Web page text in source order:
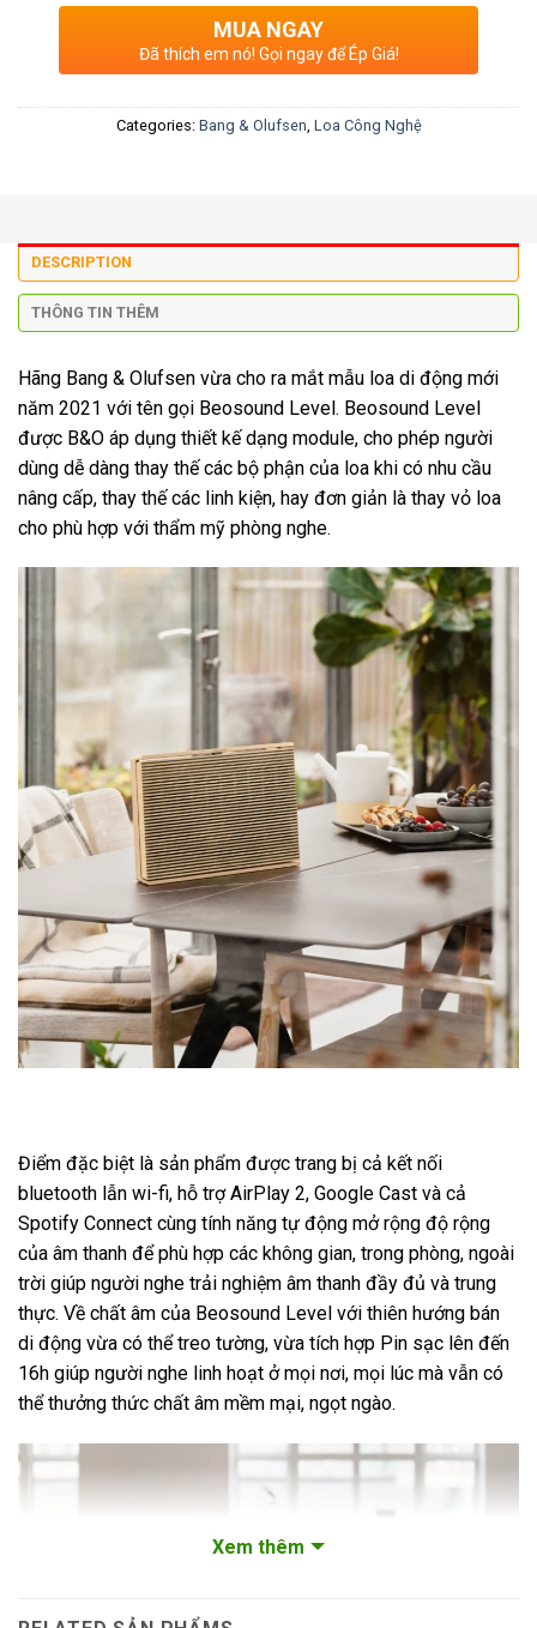
MUA NGAY
Đã thích em nó! Gọi ngay để Ép Giá!
Categories: Bang & Olufsen Loa Công Nghệ
DESCRIPTION
THÔNG TIN THÊM
Hãng Bang & Olufsen vừa cho ra mắt mẫu loa di động mới
năm 2021 với tên gọi Beosound Level. Beosound Level
được B&O áp dụng thiết kế dạng module, cho phép người
dùng dễ dàng thay thế các bộ phận của loa khi có nhu cầu
nâng cấp, thay thế các linh kiện, hay đơn giản là thay vỏ loa
cho phù hợp với thẩm mỹ phòng nghe.
Điểm đặc biệt là sản phẩm được trang bị cả kết nối
bluetooth lẫn wi-fi, hỗ trợ AirPlay 2, Google Cast và cả
Spotify Connect cùng tính năng tự động mở rộng độ rộng
của âm thanh để phù hợp các không gian, trong phòng, ngoài
trời giúp người nghe trải nghiệm âm thanh đầy đủ và trung
thực. Về chất âm của Beosound Level với thiên hướng bán
di động vừa có thể treo tường, vừa tích hợp Pin sạc lên đến
16h giúp người nghe linh hoạt ở mọi nơi, mọi lúc mà vẫn có
thể thưởng thức chất âm mềm mại, ngọt ngào.
Xem thêm